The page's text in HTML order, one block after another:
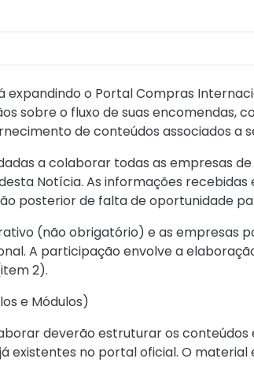
expandindo o Portal Compras
sobre o fluxo de suas encomendas,
de conteúdos associados a
a colaborar todas as empresas
Notícia. As informações
posterior de falta de oportunidade
(não obrigatório) e as empresas
A participação envolve a
2).
e Módulos)
deverão estruturar os
existentes no portal oficial. O